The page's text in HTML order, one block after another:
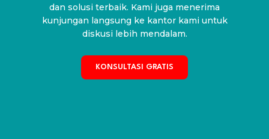
dan solusi terbaik. Kami juga menerima
kunjungan langsung ke kantor kami untuk
diskusi lebih mendalam.
KONSULTASI GRATIS